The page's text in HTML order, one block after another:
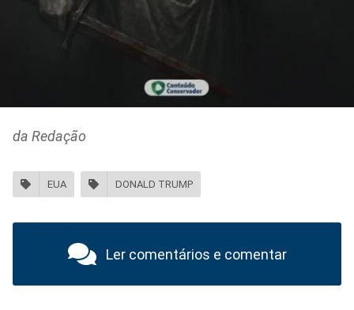
da Redação
EUA DONALD TRUMP
Ler comentários e comentar